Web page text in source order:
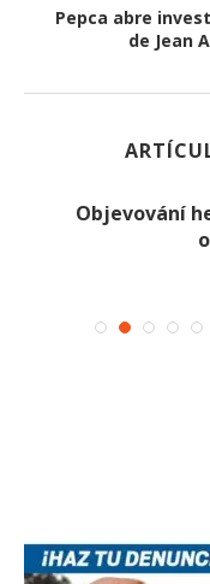
Pepca abre
de Jean
Objevování